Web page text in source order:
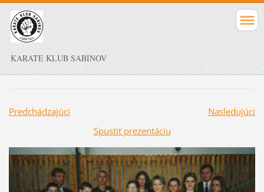
KARATE KLUB SABINOV
Predchádzajúci
Nasledujúci
Spustiť prezentáciu